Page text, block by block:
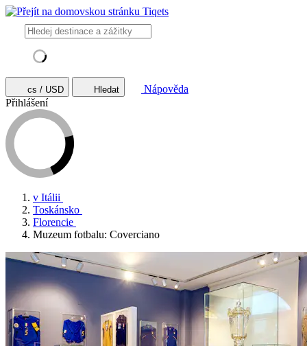
cs / USD Hledat
Nápověda
Přihlášení
v Itálii
Toskánsko
Florencie
Muzeum fotbalu: Coverciano